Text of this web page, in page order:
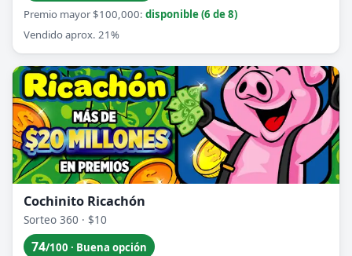
Premio mayor $100,000: disponible (6 de 8)
Vendido aprox. 21%
Cochinito Ricachón
Sorteo 360 · $10
74/100 · Buena opción